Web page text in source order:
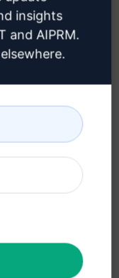
és
és
insights
and AIPRM.